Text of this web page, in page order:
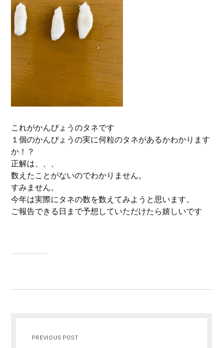
これがかんぴょうのタネです
１個のかんぴょうの実に何粒のタネがあるかわかります
か！？
正解は、、、
数えたことがないのでわかりません。
すみません。
今年は実際にタネの数を数えてみようと思います。
ご報告できる日まで予想していただけたら嬉しいです
PREVIOUS POST